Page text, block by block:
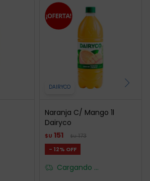
DAIRYCO
Naranja C/ Mango 1l
Dairyco
$U 151 $U 173
12
Cargando ...